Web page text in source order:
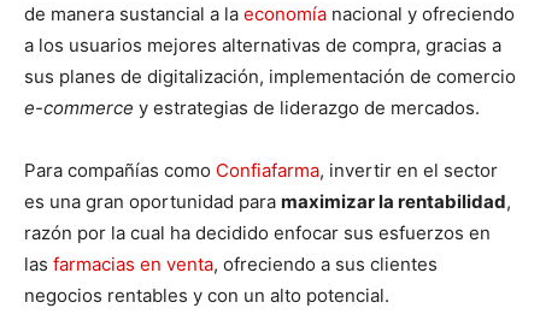
de manera sustancial a la economía nacional y ofreciendo
a los usuarios mejores alternativas de compra, gracias a
sus planes de digitalización, implementación de comercio
e-commerce y estrategias de liderazgo de mercados.
Para compañías como Confiafarma, invertir en el sector
es una gran oportunidad para maximizar la rentabilidad,
razón por la cual ha decidido enfocar sus esfuerzos en
las farmacias en venta, ofreciendo a sus clientes
negocios rentables y con un alto potencial.